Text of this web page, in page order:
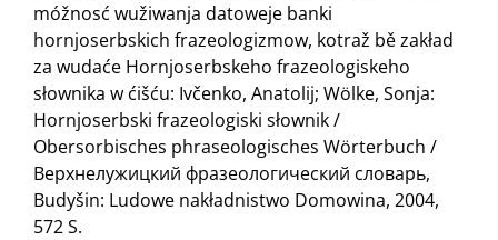
móžnosć wužiwanja datoweje banki
hornjoserbskich frazeologizmow, kotraž bě zakład
za wudaće Hornjoserbskeho frazeologiskeho
słownika w ćišću: Ivčenko, Anatolij; Wölke, Sonja:
Hornjoserbski frazeologiski słownik /
Obersorbisches phraseologisches Wörterbuch /
Верхнелужицкий фразеологический словарь,
Budyšin: Ludowe nakładnistwo Domowina, 2004,
572 S.